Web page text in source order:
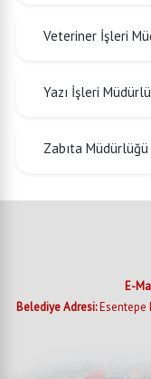
Veteriner İşleri
Yazı İşleri
Zabıta Müdürlüğü
E-
Belediye Adresi:Esentepe